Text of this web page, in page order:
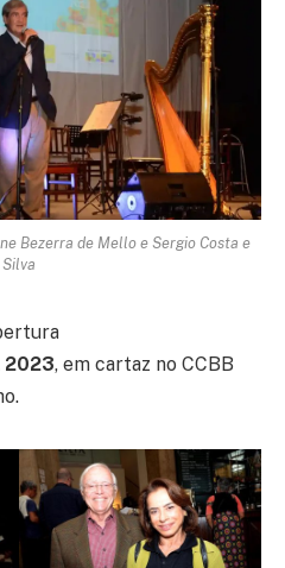
Bezerra de Mello e Sergio Costa e
Silva
2023, em cartaz no CCBB